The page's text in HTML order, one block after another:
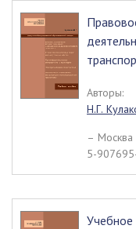
Авторы:
Н.Г.
–
5-
Учебное